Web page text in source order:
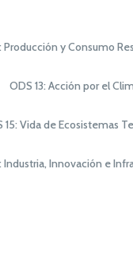
Producción y Consumo
ODS 13: Acción por el
15: Vida de Ecosistemas
Industria, Innovación e